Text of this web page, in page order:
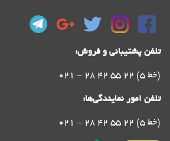
تلفن پشتیبانی و فروش:
021 - 28 42 55 22 (5 خط)
تلفن امور نمایندگی‌ها:
021 - 28 42 55 22 (5 خط)